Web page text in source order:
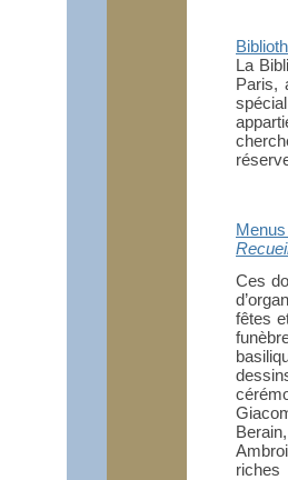
La
Paris,
Ces
fêtes